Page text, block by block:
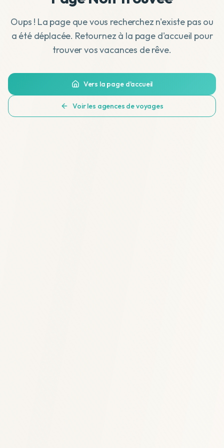
Oups ! La page que vous recherchez n'existe pas ou
a été déplacée. Retournez à la page d'accueil pour
trouver vos vacances de rêve.
Vers la page d'accueil
Voir les agences de voyages